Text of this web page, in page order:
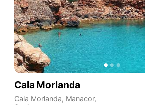
Cala Morlanda
Cala Morlanda, Manacor,